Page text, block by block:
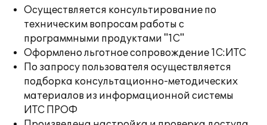
Осуществляется консультирование по
техническим вопросам работы с
программными продуктами "1С"
Оформлено льготное сопровождение 1С:ИТС
По запросу пользователя осуществляется
подборка консультационно-методических
материалов из информационной системы
ИТС ПРОФ